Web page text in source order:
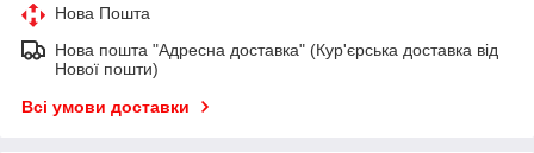
Нова Пошта
Нова пошта "Адресна доставка" (Кур'єрська доставка від
Нової пошти)
Всі умови доставки